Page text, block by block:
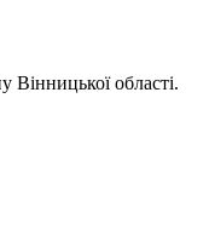
області.